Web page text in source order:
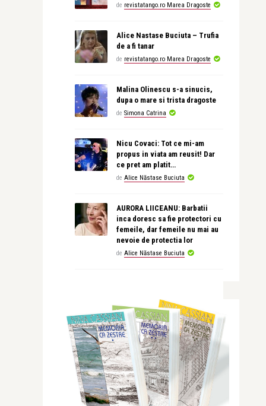
de revistatango.ro Marea Dragoste
Alice Nastase Buciuta – Trufia
de a fi tanar
de revistatango.ro Marea Dragoste
Malina Olinescu s-a sinucis,
dupa o mare si trista dragoste
de Simona Catrina
Nicu Covaci: Tot ce mi-am
propus in viata am reusit! Dar
ce pret am platit…
de Alice Năstase Buciuta
AURORA LIICEANU: Barbatii
inca doresc sa fie protectori cu
femeile, dar femeile nu mai au
nevoie de protectia lor
de Alice Năstase Buciuta